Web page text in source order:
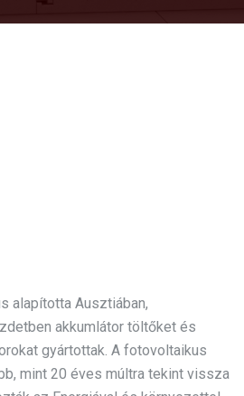
alapította Ausztiában,
akkumlátor töltőket és
gyártottak. A fotovoltaikus
mint 20 éves múltra tekint vissza